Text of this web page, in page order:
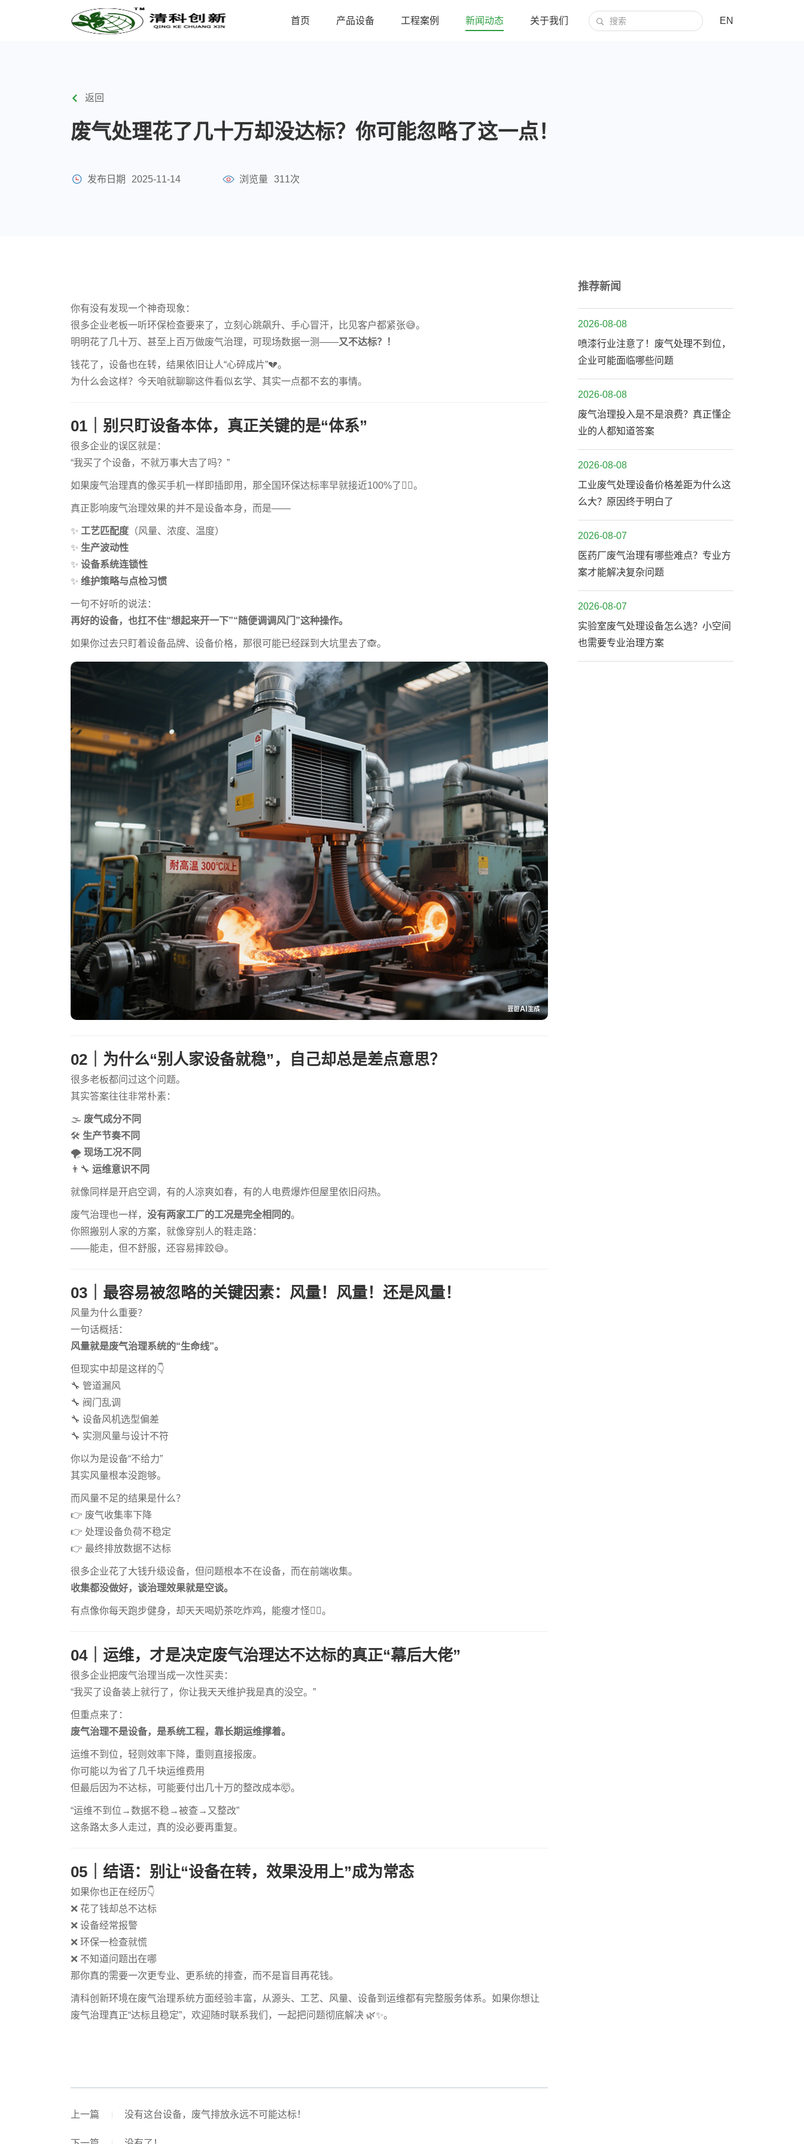
首页 产品设备 工程案例 新闻动态 关于我们 EN
返回
废气处理花了几十万却没达标？你可能忽略了这一点！
发布日期 2025-11-14 浏览量 311次
你有没有发现一个神奇现象：
很多企业老板一听环保检查要来了，立刻心跳飙升、手心冒汗，比见客户都紧张😅。
明明花了几十万、甚至上百万做废气治理，可现场数据一测——又不达标？！
钱花了，设备也在转，结果依旧让人“心碎成片”💔。
为什么会这样？今天咱就聊聊这件看似玄学、其实一点都不玄的事情。
01｜别只盯设备本体，真正关键的是“体系”
很多企业的误区就是：
“我买了个设备，不就万事大吉了吗？”
如果废气治理真的像买手机一样即插即用，那全国环保达标率早就接近100%了🤷‍♂️。
真正影响废气治理效果的并不是设备本身，而是——
✨ 工艺匹配度（风量、浓度、温度）
✨ 生产波动性
✨ 设备系统连锁性
✨ 维护策略与点检习惯
一句不好听的说法：
再好的设备，也扛不住“想起来开一下”“随便调调风门”这种操作。
如果你过去只盯着设备品牌、设备价格，那很可能已经踩到大坑里去了🙈。
02｜为什么“别人家设备就稳”，自己却总是差点意思？
很多老板都问过这个问题。
其实答案往往非常朴素：
🌫 废气成分不同
🛠 生产节奏不同
🌪 现场工况不同
👨‍🔧 运维意识不同
就像同样是开启空调，有的人凉爽如春，有的人电费爆炸但屋里依旧闷热。
废气治理也一样， 没有两家工厂的工况是完全相同的。
你照搬别人家的方案，就像穿别人的鞋走路：
——能走，但不舒服，还容易摔跤😅。
03｜最容易被忽略的关键因素：风量！风量！还是风量！
风量为什么重要？
一句话概括：
风量就是废气治理系统的“生命线”。
但现实中却是这样的👇
🔧 管道漏风
🔧 阀门乱调
🔧 设备风机选型偏差
🔧 实测风量与设计不符
你以为是设备“不给力”
其实风量根本没跑够。
而风量不足的结果是什么？
👉 废气收集率下降
👉 处理设备负荷不稳定
👉 最终排放数据不达标
很多企业花了大钱升级设备，但问题根本不在设备，而在前端收集。
收集都没做好，谈治理效果就是空谈。
有点像你每天跑步健身，却天天喝奶茶吃炸鸡，能瘦才怪🤦‍♀️。
04｜运维，才是决定废气治理达不达标的真正“幕后大佬”
很多企业把废气治理当成一次性买卖：
“我买了设备装上就行了，你让我天天维护我是真的没空。”
但重点来了：
废气治理不是设备，是系统工程，靠长期运维撑着。
运维不到位，轻则效率下降，重则直接报废。
你可能以为省了几千块运维费用
但最后因为不达标，可能要付出几十万的整改成本🤯。
“运维不到位→数据不稳→被查→又整改”
这条路太多人走过，真的没必要再重复。
05｜结语：别让“设备在转，效果没用上”成为常态
如果你也正在经历👇
❌ 花了钱却总不达标
❌ 设备经常报警
❌ 环保一检查就慌
❌ 不知道问题出在哪
那你真的需要一次更专业、更系统的排查，而不是盲目再花钱。
清科创新环境在废气治理系统方面经验丰富，从源头、工艺、风量、设备到运维都有完整服务体系。如果你想让
废气治理真正“达标且稳定”，欢迎随时联系我们，一起把问题彻底解决 🌿✨。
上一篇 没有这台设备，废气排放永远不可能达标！
推荐新闻
2026-08-08
喷漆行业注意了！废气处理不到位，
企业可能面临哪些问题
2026-08-08
废气治理投入是不是浪费？真正懂企
业的人都知道答案
2026-08-08
工业废气处理设备价格差距为什么这
么大？原因终于明白了
2026-08-07
医药厂废气治理有哪些难点？专业方
案才能解决复杂问题
2026-08-07
实验室废气处理设备怎么选？小空间
也需要专业治理方案